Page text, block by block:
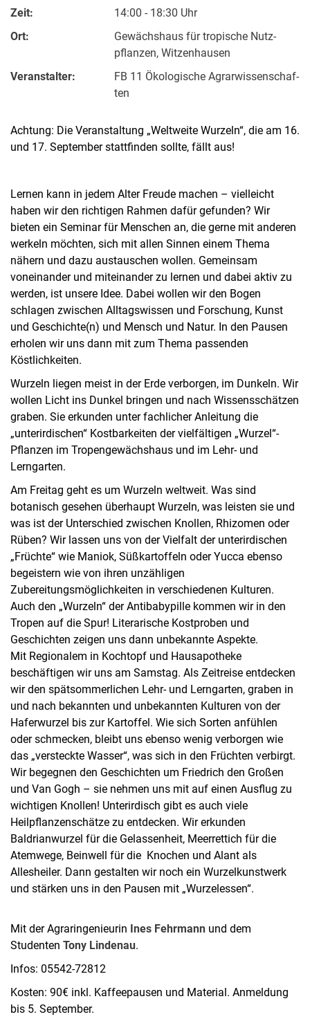
Zeit:
14:00 - 18:30 Uhr
Ort:
Ge­wächs­haus für tro­pi­sche Nutz­
pflan­zen, Witzenhausen
Veranstalter:
FB 11 Öko­lo­gi­sche Agrar­wis­sen­schaf­
ten
Achtung: Die Ver­an­stal­tung „Welt­wei­te Wur­zeln“, die am 16.
und 17. Sep­tem­ber statt­fin­den soll­te, fällt aus!
Lernen kann in jedem Alter Freude machen – vielleicht
haben wir den richtigen Rahmen dafür gefunden? Wir
bieten ein Seminar für Menschen an, die gerne mit anderen
werkeln möchten, sich mit allen Sinnen einem Thema
nähern und dazu austauschen wollen. Gemeinsam
voneinander und miteinander zu lernen und dabei aktiv zu
werden, ist unsere Idee. Dabei wollen wir den Bogen
schlagen zwischen Alltagswissen und Forschung, Kunst
und Geschichte(n) und Mensch und Natur. In den Pausen
erholen wir uns dann mit zum Thema passenden
Köstlichkeiten.
Wurzeln liegen meist in der Erde verborgen, im Dunkeln. Wir
wollen Licht ins Dunkel bringen und nach Wissensschätzen
graben. Sie erkunden unter fachlicher Anleitung die
„unterirdischen“ Kostbarkeiten der vielfältigen „Wurzel“-
Pflanzen im Tropengewächshaus und im Lehr- und
Lerngarten.
Am Freitag geht es um Wurzeln weltweit. Was sind
botanisch gesehen überhaupt Wurzeln, was leisten sie und
was ist der Unterschied zwischen Knollen, Rhizomen oder
Rüben? Wir lassen uns von der Vielfalt der unterirdischen
„Früchte“ wie Maniok, Süßkartoffeln oder Yucca ebenso
begeistern wie von ihren unzähligen
Zubereitungsmöglichkeiten in verschiedenen Kulturen.
Auch den „Wurzeln“ der Antibabypille kommen wir in den
Tropen auf die Spur! Literarische Kostproben und
Geschichten zeigen uns dann unbekannte Aspekte.
Mit Regionalem in Kochtopf und Hausapotheke
beschäftigen wir uns am Samstag. Als Zeitreise entdecken
wir den spätsommerlichen Lehr- und Lerngarten, graben in
und nach bekannten und unbekannten Kulturen von der
Haferwurzel bis zur Kartoffel. Wie sich Sorten anfühlen
oder schmecken, bleibt uns ebenso wenig verborgen wie
das „versteckte Wasser“, was sich in den Früchten verbirgt.
Wir begegnen den Geschichten um Friedrich den Großen
und Van Gogh – sie nehmen uns mit auf einen Ausflug zu
wichtigen Knollen! Unterirdisch gibt es auch viele
Heilpflanzenschätze zu entdecken. Wir erkunden
Baldrianwurzel für die Gelassenheit, Meerrettich für die
Atemwege, Beinwell für die Knochen und Alant als
Allesheiler. Dann gestalten wir noch ein Wurzelkunstwerk
und stärken uns in den Pausen mit „Wurzelessen“.
Mit der Agraringenieurin Ines Fehrmann und dem
Studenten Tony Lindenau.
Infos: 05542-72812
Kosten: 90€ inkl. Kaffeepausen und Material. Anmeldung
bis 5. September.